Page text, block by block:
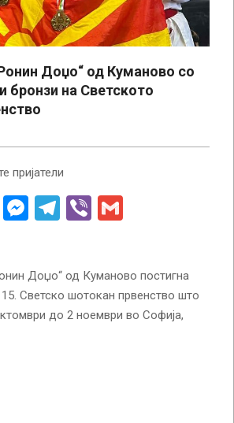
Доџо“ од Куманово со
бронзи на Светското
пријатели
WhatsApp
Messenger
Telegram
Viber
Доџо“ од Куманово постигна
15. Светско шотокан првенство што
до 2 ноември во Софија,